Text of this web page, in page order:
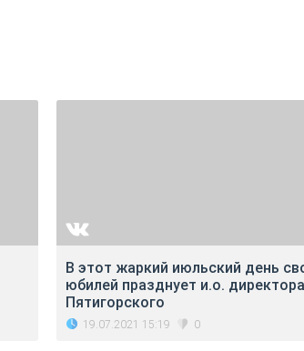
В этот жаркий июльский день
юбилей празднует и.о. директора
Пятигорского
19.07.2021 15:19 0